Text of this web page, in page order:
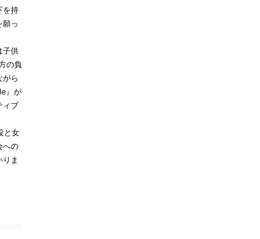
を持
願っ
子供
の負
がら
』が
ィブ
と女
への
ま